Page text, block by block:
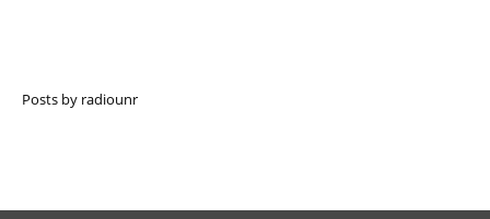
Posts by radiounr